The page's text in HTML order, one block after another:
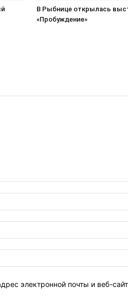
В Рыбнице открылась
«Пробуждение»
электронной почты и веб-